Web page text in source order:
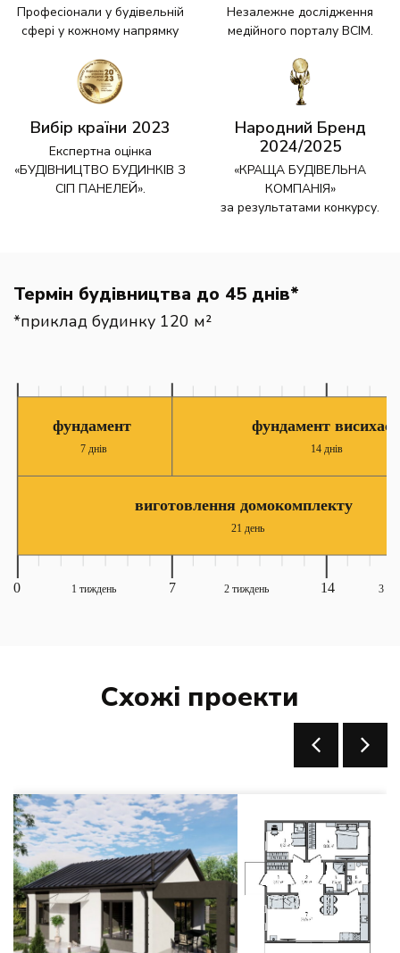
Професіонали у будівельній
сфері у кожному напрямку
Незалежне дослідження
медійного порталу ВСІМ.
Вибір країни 2023
Експертна оцінка
«БУДІВНИЦТВО БУДИНКІВ З
СІП ПАНЕЛЕЙ».
Народний Бренд
2024/2025
«КРАЩА БУДІВЕЛЬНА
КОМПАНІЯ»
за результатами конкурсу.
Термін будівництва до 45 днів*
*приклад будинку 120 м²
Схожі проекти